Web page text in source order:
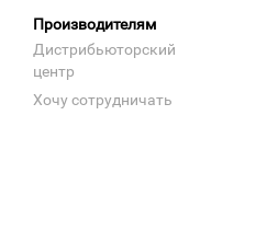
Производителям
Дистрибьюторский
центр
Хочу сотрудничать